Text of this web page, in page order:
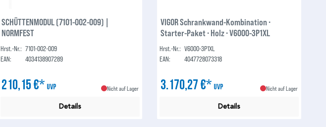
SCHÜTTENMODUL (7101-002-009) |
NORMFEST
Hrst.-Nr.: 7101-002-009
EAN:
4034138907289
210,15 €* UVP Nicht auf Lager
Details
VIGOR Schrankwand-Kombination ∙
Starter-Paket ∙ Holz ∙ V6000-3P1XL
Hrst.-Nr.: V6000-3P1XL
EAN:
4047728073318
3.170,27 €* UVP Nicht auf Lager
Details